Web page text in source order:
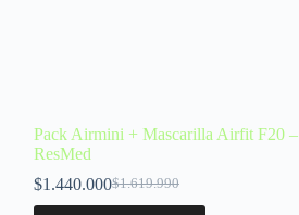
Pack Airmini + Mascarilla Airfit F20 –
ResMed
$1.619.990
$1.440.000